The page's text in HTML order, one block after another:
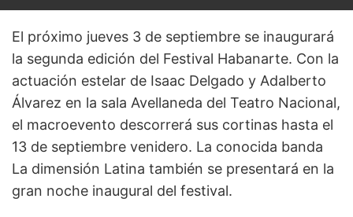
El próximo jueves 3 de septiembre se inaugurará
la segunda edición del Festival Habanarte. Con la
actuación estelar de Isaac Delgado y Adalberto
Álvarez en la sala Avellaneda del Teatro Nacional,
el macroevento descorrerá sus cortinas hasta el
13 de septiembre venidero. La conocida banda
La dimensión Latina también se presentará en la
gran noche inaugural del festival.